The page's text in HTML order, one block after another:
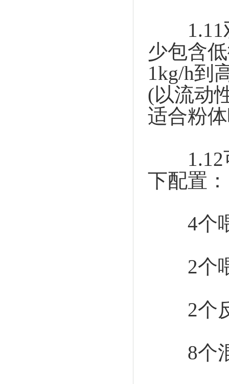
1.11双
少包含
1kg/h到
(以流动
适合粉
1.12可
下配置：
4个喂
2个喂
2个反
8个混